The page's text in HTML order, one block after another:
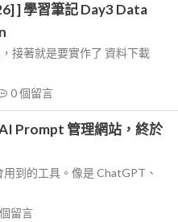
] 學習筆記 Day3 Data
接著就是要實作了 資料下載
0個留言
Prompt 管理網站，終於
到的工具。像是 ChatGPT、
個留言